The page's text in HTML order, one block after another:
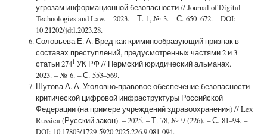
угрозам информационной безопасности // Journal of Digital
Technologies and Law. – 2023. – Т. 1, № 3. – С. 650–672. – DOI:
10.21202/jdtl.2023.28.
Соловьева Е. А. Вред как криминообразующий признак в
составах преступлений, предусмотренных частями 2 и 3
статьи 2741 УК РФ // Пермский юридический альманах. –
2023. – № 6. – С. 553–569.
Шутова А. А. Уголовно-правовое обеспечение безопасности
критической цифровой инфраструктуры Российской
Федерации (на примере учреждений здравоохранения) // Lex
Russica (Русский закон). – 2025. – Т. 78, № 9 (226). – С. 81–94. –
DOI: 10.17803/1729-5920.2025.226.9.081-094.